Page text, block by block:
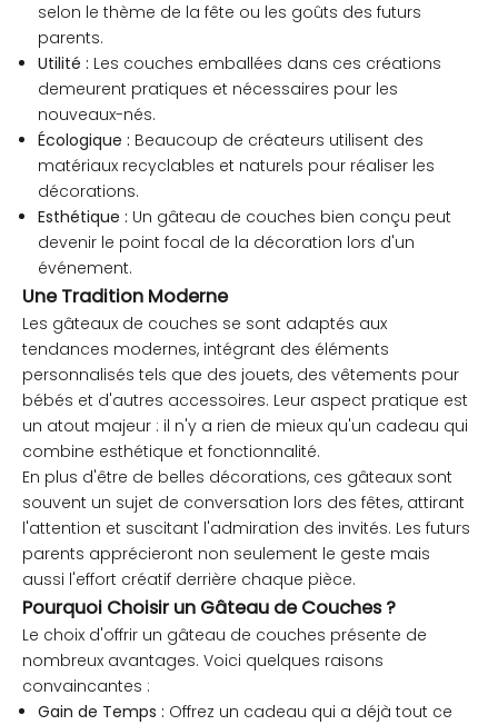
selon le thème de la fête ou les goûts des futurs
parents.
Utilité : Les couches emballées dans ces créations
demeurent pratiques et nécessaires pour les
nouveaux-nés.
Écologique : Beaucoup de créateurs utilisent des
matériaux recyclables et naturels pour réaliser les
décorations.
Esthétique : Un gâteau de couches bien conçu peut
devenir le point focal de la décoration lors d'un
événement.
Une Tradition Moderne
Les gâteaux de couches se sont adaptés aux
tendances modernes, intégrant des éléments
personnalisés tels que des jouets, des vêtements pour
bébés et d'autres accessoires. Leur aspect pratique est
un atout majeur : il n'y a rien de mieux qu'un cadeau qui
combine esthétique et fonctionnalité.
En plus d'être de belles décorations, ces gâteaux sont
souvent un sujet de conversation lors des fêtes, attirant
l'attention et suscitant l'admiration des invités. Les futurs
parents apprécieront non seulement le geste mais
aussi l'effort créatif derrière chaque pièce.
Pourquoi Choisir un Gâteau de Couches ?
Le choix d'offrir un gâteau de couches présente de
nombreux avantages. Voici quelques raisons
convaincantes :
Gain de Temps : Offrez un cadeau qui a déjà tout ce